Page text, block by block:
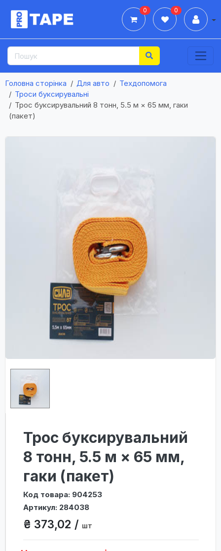
0 0
Головна сторінка Для авто
Техдопомога
Троси буксирувальні
Трос буксирувальний 8 тонн, 5.5 м × 65 мм, гаки
(пакет)
Трос буксирувальний
8 тонн, 5.5 м × 65 мм,
гаки (пакет)
Код товара: 904253
Артикул: 284038
₴ 373,02 / шт